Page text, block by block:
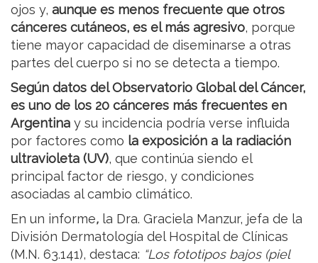
ojos y, aunque es menos frecuente que otros
cánceres cutáneos, es el más agresivo, porque
tiene mayor capacidad de diseminarse a otras
partes del cuerpo si no se detecta a tiempo.
Según datos del Observatorio Global del Cáncer,
es uno de los 20 cánceres más frecuentes en
Argentina y su incidencia podría verse influida
por factores como la exposición a la radiación
ultravioleta (UV), que continúa siendo el
principal factor de riesgo, y condiciones
asociadas al cambio climático.
En un informe, la Dra. Graciela Manzur, jefa de la
División Dermatología del Hospital de Clínicas
(M.N. 63.141), destaca: “Los fototipos bajos (piel